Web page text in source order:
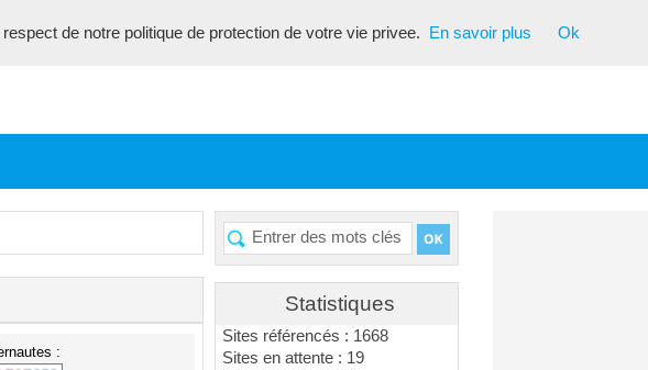
Statistiques
Sites référencés : 1668
Sites en attente : 19
:
de notre politique de protection de votre vie privee. En savoir plus Ok